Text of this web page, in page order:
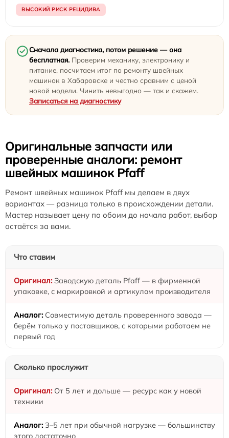
ВЫСОКИЙ РИСК РЕЦИДИВА
Сначала диагностика, потом решение — она
бесплатная. Проверим механику, электронику и
питание, посчитаем итог по ремонту швейных
машинок в Хабаровске и честно сравним с ценой
новой модели. Чинить невыгодно — так и скажем.
Записаться на диагностику
Оригинальные запчасти или
проверенные аналоги: ремонт
швейных машинок Pfaff
Ремонт швейных машинок Pfaff мы делаем в двух
вариантах — разница только в происхождении детали.
Мастер называет цену по обоим до начала работ, выбор
остаётся за вами.
Что ставим
Заводскую деталь Pfaff — в фирменной
упаковке, с маркировкой и артикулом производителя
Совместимую деталь проверенного завода —
берём только у поставщиков, с которыми работаем не
первый год
Сколько прослужит
От 5 лет и дольше — ресурс как у новой
техники
3–5 лет при обычной нагрузке — большинству
этого достаточно